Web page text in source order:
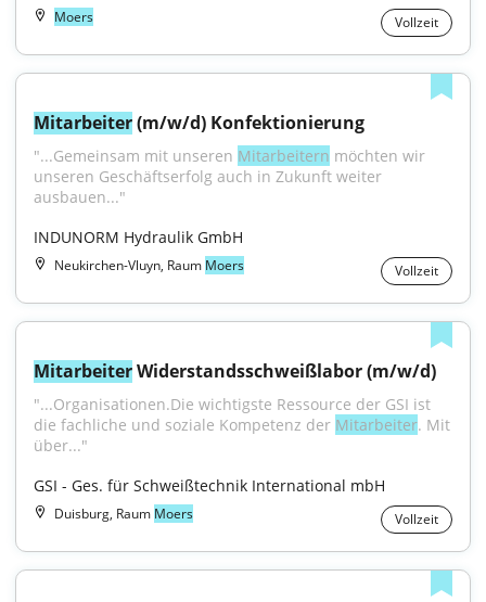
Moers Vollzeit
Mitarbeiter (m/w/d) Konfektionierung
"...Gemeinsam mit unseren Mitarbeitern möchten wir
unseren Geschäftserfolg auch in Zukunft weiter
ausbauen..."
INDUNORM Hydraulik GmbH
Neukirchen-Vluyn, Raum Moers Vollzeit
Mitarbeiter Widerstandsschweißlabor (m/w/d)
"...Organisationen.Die wichtigste Ressource der GSI ist
die fachliche und soziale Kompetenz der Mitarbeiter. Mit
über..."
GSI - Ges. für Schweißtechnik International mbH
Duisburg, Raum Moers Vollzeit